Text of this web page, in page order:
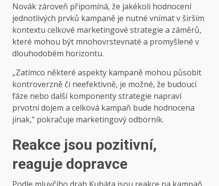
Novák zároveň připomíná, že jakékoli hodnocení
jednotlivých prvků kampaně je nutné vnímat v širším
kontextu celkové marketingové strategie a záměrů,
které mohou být mnohovrstevnaté a promyšlené v
dlouhodobém horizontu.
„Zatímco některé aspekty kampaně mohou působit
kontroverzně či neefektivně, je možné, že budoucí
fáze nebo další komponenty strategie napraví
prvotní dojem a celková kampaň bude hodnocena
jinak,“ pokračuje marketingový odborník.
Reakce jsou pozitivní,
reaguje dopravce